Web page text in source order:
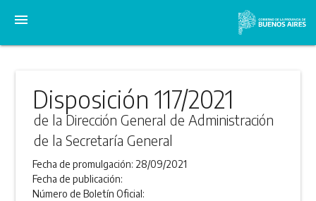
menu
Disposición 117/2021
de la Dirección General de Administración
de la Secretaría General
Fecha de promulgación: 28/09/2021
Fecha de publicación:
Número de Boletín Oficial: